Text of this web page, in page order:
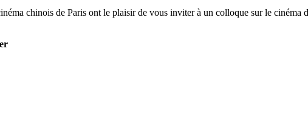
chinois de Paris ont le plaisir de vous inviter à un colloque sur le